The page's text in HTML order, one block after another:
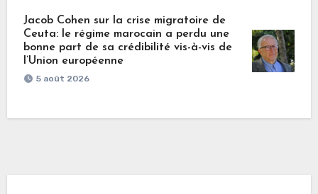
Jacob Cohen sur la crise migratoire de
Ceuta: le régime marocain a perdu une
bonne part de sa crédibilité vis-à-vis de
l’Union européenne
5 août 2026